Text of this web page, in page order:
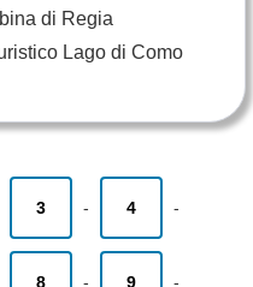
di Regia
Lago di Como
3 - 4 -
8 - 9 -